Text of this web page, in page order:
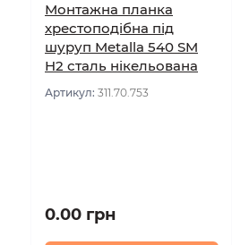
Монтажна планка
хрестоподібна під
шуруп Metalla 540 SM
H2 сталь нікельована
Артикул: 311.70.753
0.00 грн